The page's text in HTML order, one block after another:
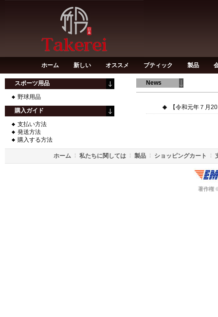
ホーム 新しい オススメ ブティック 製品
スポーツ用品
野球用品
購入ガイド
支払い方法
発送方法
購入する方法
News
【令和元年７月
ホーム 私たちに関しては 製品 ショッピングカート
著作権